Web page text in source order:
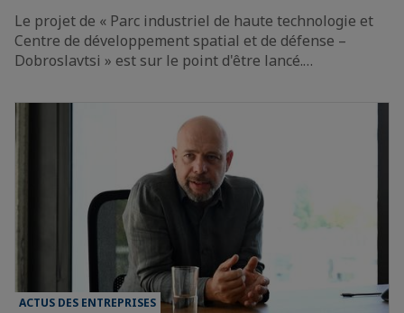
Le projet de « Parc industriel de haute technologie et
Centre de développement spatial et de défense –
Dobroslavtsi » est sur le point d'être lancé.…
ACTUS DES ENTREPRISES